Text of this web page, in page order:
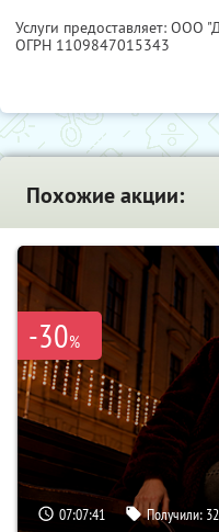
Услуги предоставляет: ООО
ОГРН 1109847015343
Похожие акции:
-30%
07:07:40 Получили: 32